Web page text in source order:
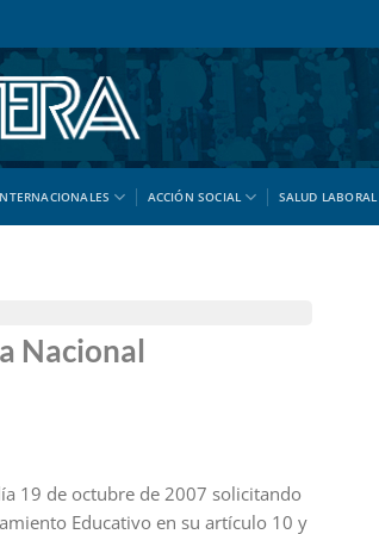
ACCIÓN SOCIAL SALUD LABORAL
Nacional
19 de octubre de 2007 solicitando
Educativo en su artículo 10 y